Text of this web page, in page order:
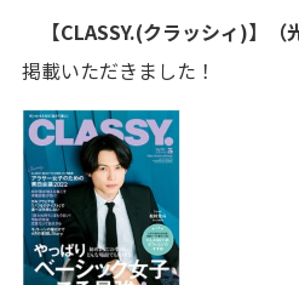
【CLASSY.(クラッシィ)】
掲載いただきました！